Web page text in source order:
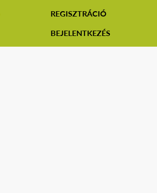
REGISZTRÁCIÓ
BEJELENTKEZÉS